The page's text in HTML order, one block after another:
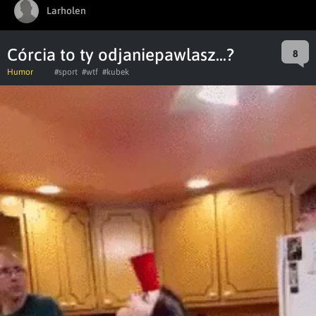
Larholen
Córcia to ty odjaniepawlasz...? 8
Humor #sport #wtf #kubek